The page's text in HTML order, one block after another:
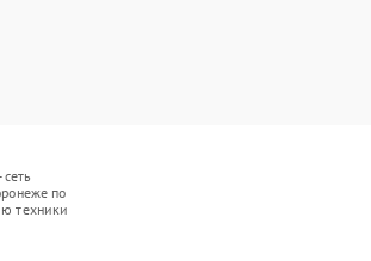
по
техники